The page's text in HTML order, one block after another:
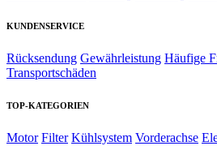
KUNDENSERVICE
Rücksendung Gewährleistung Häufige
Transportschäden
TOP-KATEGORIEN
Motor Filter Kühlsystem Vorderachse